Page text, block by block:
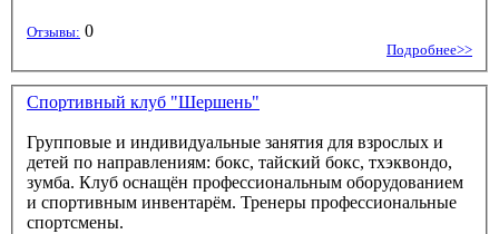
Отзывы: 0
Подробнее>>
Спортивный клуб "Шершень"
Групповые и индивидуальные занятия для взрослых и
детей по направлениям: бокс, тайский бокс, тхэквондо,
зумба. Клуб оснащён профессиональным оборудованием
и спортивным инвентарём. Тренеры профессиональные
спортсмены.